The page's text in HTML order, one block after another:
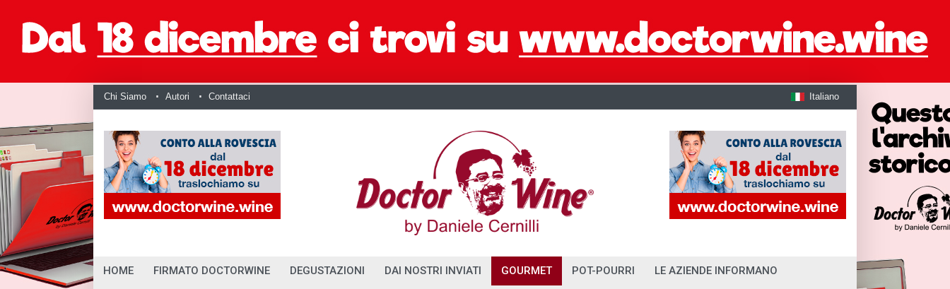
Chi Siamo Autori Contattaci Italiano
HOME FIRMATO DOCTORWINE DEGUSTAZIONI DAI NOSTRI INVIATI GOURMET POT-POURRI LE AZIENDE INFORMANO